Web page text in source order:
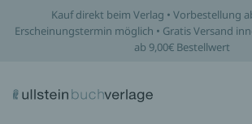
Kauf direkt beim Verlag • Vorbestellung
Erscheinungstermin möglich • Gratis Versand
ab 9,00€ Bestellwert